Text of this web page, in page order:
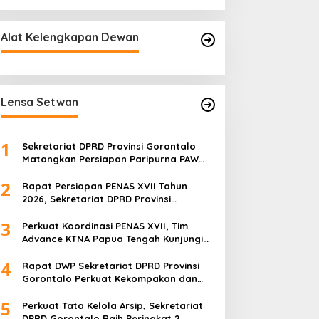
Alat Kelengkapan Dewan
Lensa Setwan
1
Sekretariat DPRD Provinsi Gorontalo
Matangkan Persiapan Paripurna PAW
2
Rapat Persiapan PENAS XVII Tahun
2026, Sekretariat DPRD Provinsi
Pembagian Tugas
3
Perkuat Koordinasi PENAS XVII, Tim
Advance KTNA Papua Tengah Kunjungi
4
Rapat DWP Sekretariat DPRD Provinsi
Gorontalo Perkuat Kekompakan dan
5
Perkuat Tata Kelola Arsip, Sekretariat